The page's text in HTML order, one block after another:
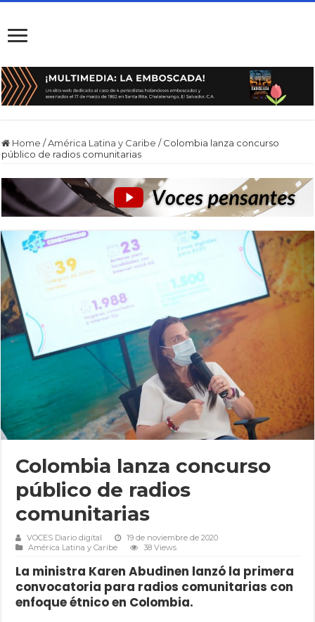
Home /América Latina y Caribe / Colombia lanza concurso
público de radios comunitarias
Colombia lanza concurso
público de radios
comunitarias
VOCES Diario digital
19 de noviembre de 2020
América Latina y Caribe
38 Views
La ministra Karen Abudinen lanzó la primera
convocatoria para radios comunitarias con
enfoque étnico en Colombia.